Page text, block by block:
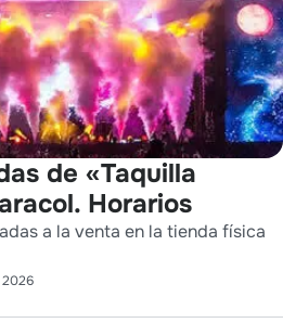
de «Taquilla
Horarios
a la venta en la tienda física
2026